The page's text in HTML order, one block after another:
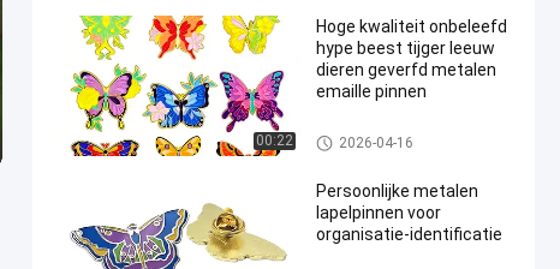
00:22
Hoge kwaliteit onbeleefd
hype beest tijger leeuw
dieren geverfd metalen
emaille pinnen
de spelden van de douanereve
rs
2026-04-16
Persoonlijke metalen
lapelpinnen voor
organisatie-identificatie